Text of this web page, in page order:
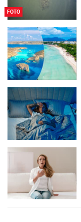
FOTO